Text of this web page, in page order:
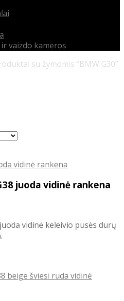
vaizdo kameros
su žymomis “BMW G30”
juoda vidinė rankena
vidinė keleivio pusės durų